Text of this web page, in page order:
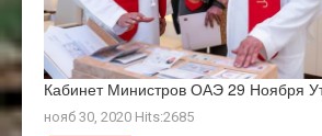
Кабинет Министров ОАЭ 29 Ноября
нояб 30, 2020 Hits:2685